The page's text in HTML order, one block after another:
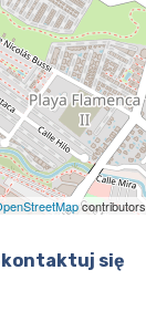
contributors
się